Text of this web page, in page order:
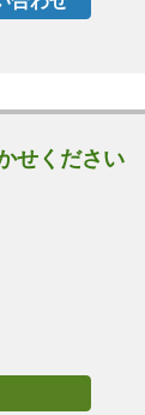
せください